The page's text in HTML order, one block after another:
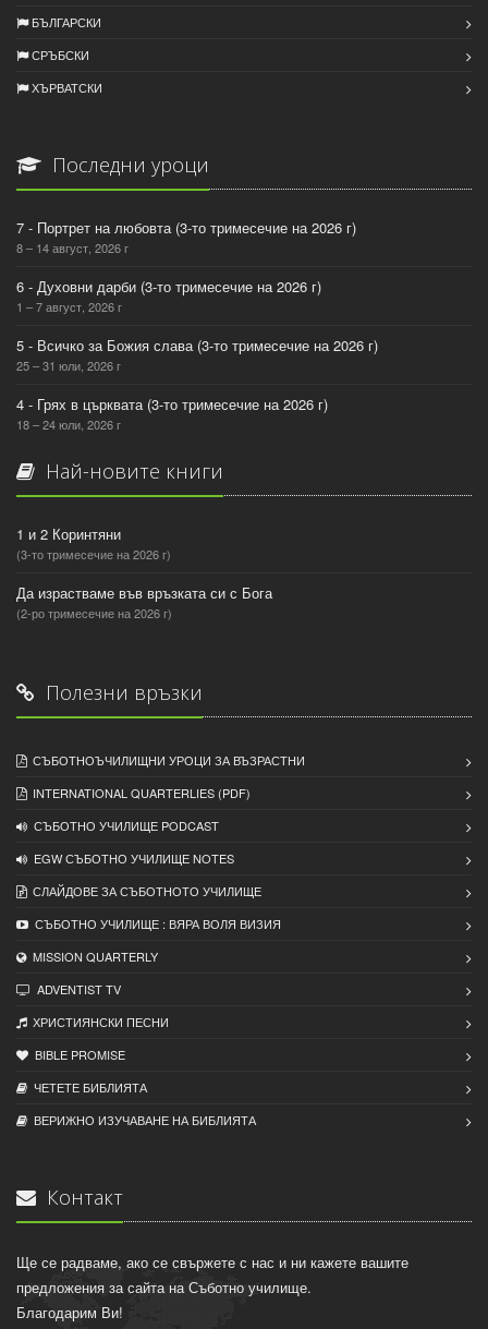
БЪЛГАРСКИ
СРЪБСКИ
ХЪРВАТСКИ
Последни уроци
7 - Портрет на любовта (3-то тримесечие на 2026 г)
8 – 14 август, 2026 г
6 - Духовни дарби (3-то тримесечие на 2026 г)
1 – 7 август, 2026 г
5 - Всичко за Божия слава (3-то тримесечие на 2026 г)
25 – 31 юли, 2026 г
4 - Грях в църквата (3-то тримесечие на 2026 г)
18 – 24 юли, 2026 г
Най-новите книги
1 и 2 Коринтяни
(3-то тримесечие на 2026 г)
Да израстваме във връзката си с Бога
(2-ро тримесечие на 2026 г)
Полезни връзки
СЪБОТНОЪЧИЛИЩНИ УРОЦИ ЗА ВЪЗРАСТНИ
INTERNATIONAL QUARTERLIES (PDF)
СЪБОТНО УЧИЛИЩЕ PODCAST
EGW СЪБОТНО УЧИЛИЩЕ NOTES
СЛАЙДОВЕ ЗА СЪБОТНОТО УЧИЛИЩЕ
СЪБОТНО УЧИЛИЩЕ : ВЯРА ВОЛЯ ВИЗИЯ
MISSION QUARTERLY
ADVENTIST TV
ХРИСТИЯНСКИ ПЕСНИ
BIBLE PROMISE
ЧЕТЕТЕ БИБЛИЯТА
ВЕРИЖНО ИЗУЧАВАНЕ НА БИБЛИЯТА
Контакт
Ще се радваме, ако се свържете с нас и ни кажете вашите
предложения за сайта на Съботно училище.
Благодарим Ви!